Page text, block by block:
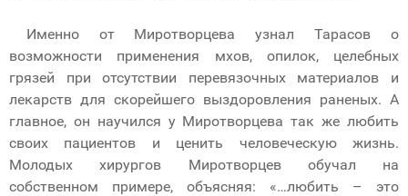
Именно от Миротворцева узнал Тарасов о
возможности применения мхов, опилок, целебных
грязей при отсутствии перевязочных материалов и
лекарств для скорейшего выздоровления раненых. А
главное, он научился у Миротворцева так же любить
своих пациентов и ценить человеческую жизнь.
Молодых хирургов Миротворцев обучал на
собственном примере, объясняя: «…любить – это